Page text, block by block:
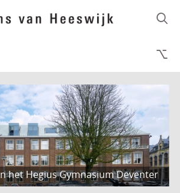
het Hegius Gymnasium Deventer